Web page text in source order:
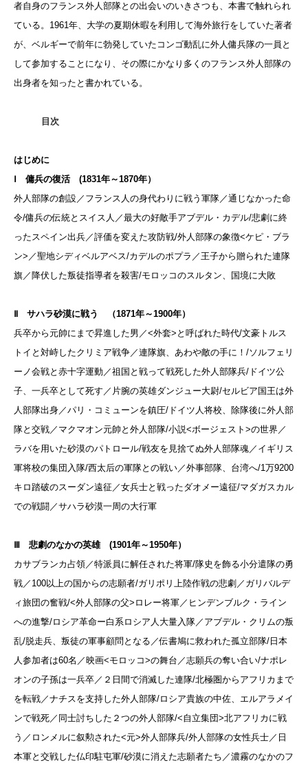
者自身のフランス外人部隊との出会いのいきさつも、本書で触れられ
ている。1961年、大学の夏期休暇を利用して海外旅行をしていた著者
が、ベルギーで前年に勃発していたコンゴ動乱に外人傭兵隊の一員と
して参加することになり、その際にかなり多くのフランス外人部隊の
出身者を知ったと書かれている。
目次
はじめに
Ⅰ 傭兵の復活 (1831年～1870年）
外人部隊の創設／フランス人の身代わりに戦う軍隊／通じなかった命
令/傭兵の伝統とスイス人／最大の好敵手アブデル・カデル/悲劇に終
ったスペイン出兵／評価を変えた攻防戦/外人部隊の象徴<ケピ・ブラ
ン>／聖地シディベルアベス/カデルのポプラ／王子から贈られた連隊
旗／降伏した叛徒指導者を殺害/モロッコのスルタン、国境に大敗
Ⅱ サハラ砂漠に戦う （1871年～1900年）
兵卒から元帥にまで昇進した男／<外套>と呼ばれた時代/文豪トルス
トイと対峙したクリミア戦争／連隊旗、あわや敵の手に！/ソルフェリ
ーノ会戦と赤十字運動／祖国と戦って戦死した外人部隊兵/ ドイツ公
子、一兵卒として死す／片腕の英雄ダンジュー大尉/セルビア国王は外
人部隊出身／パリ・コミューンを鎮圧/ ドイツ人将校、除隊後に外人部
隊と交戦／マクマオン元帥と外人部隊/小説<ボージェスト>の世界／
ラバを用いた砂漠のパトロール/戦友を見捨てぬ外人部隊魂／イギリス
軍将校の集団入隊/西太后の軍隊との戦い／外事部隊、台湾へ/1万9200
キロ踏破のスーダン遠征／女兵士と戦ったダオメー遠征/マダガスカル
での戦闘／サハラ砂漠一周の大行軍
Ⅲ 悲劇のなかの英雄 (1901年～1950年）
カサブランカ占領／特派員に解任された将軍/隊史を飾る小分遣隊の勇
戦／100以上の国からの志願者/ガリポリ上陸作戦の悲劇／ガリバルデ
ィ旅団の奮戦/<外人部隊の父>ロレー将軍／ヒンデンブルク・ライン
への進撃/ロシア革命ー白系ロシア人大量入隊／アブデル・クリムの叛
乱/脱走兵、叛徒の軍事顧問となる／伝書鳩に救われた孤立部隊/ 日本
人参加者は60名／映画<モロッコ>の舞台／志願兵の奪い合い/ナポレ
オンの子孫は一兵卒／２日間で消滅した連隊/北極圏からアフリカまで
を転戦／ナチスを支持した外人部隊/ロシア貴族の中佐、エルアラメイ
ンで戦死／同士討ちした２つの外人部隊/<自立集団>北アフリカに戦
う／ロンメルに叙勲された<元>外人部隊兵/外人部隊の女性兵士／日
本軍と交戦した仏印駐屯軍/砂漠に消えた志願者たち／濃霧のなかのフ